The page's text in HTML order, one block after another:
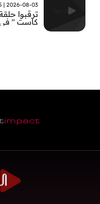
2026-08-03 | 06:15
ترقبوا
كاست " في